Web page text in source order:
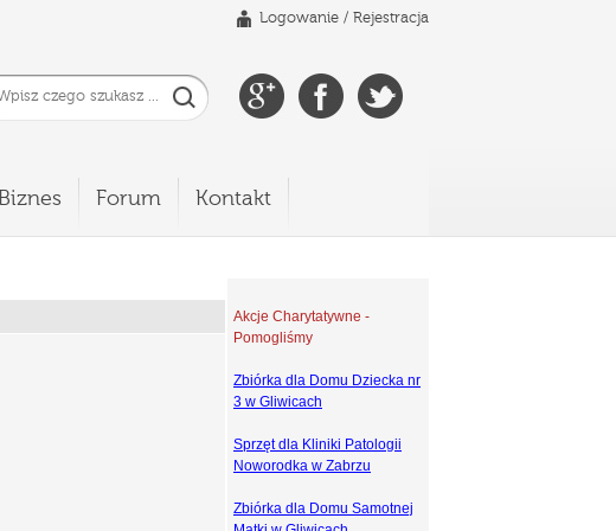
Logowanie / Rejestracja
Biznes Forum Kontakt
Akcje Charytatywne -
Pomogliśmy
Zbiórka dla Domu Dziecka nr
3 w Gliwicach
Sprzęt dla Kliniki Patologii
Noworodka w Zabrzu
Zbiórka dla Domu Samotnej